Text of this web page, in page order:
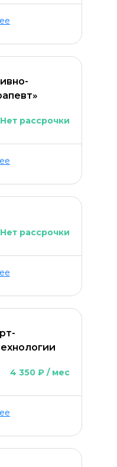
Нет рассрочки
Нет рассрочки
4 350 ₽ / мес